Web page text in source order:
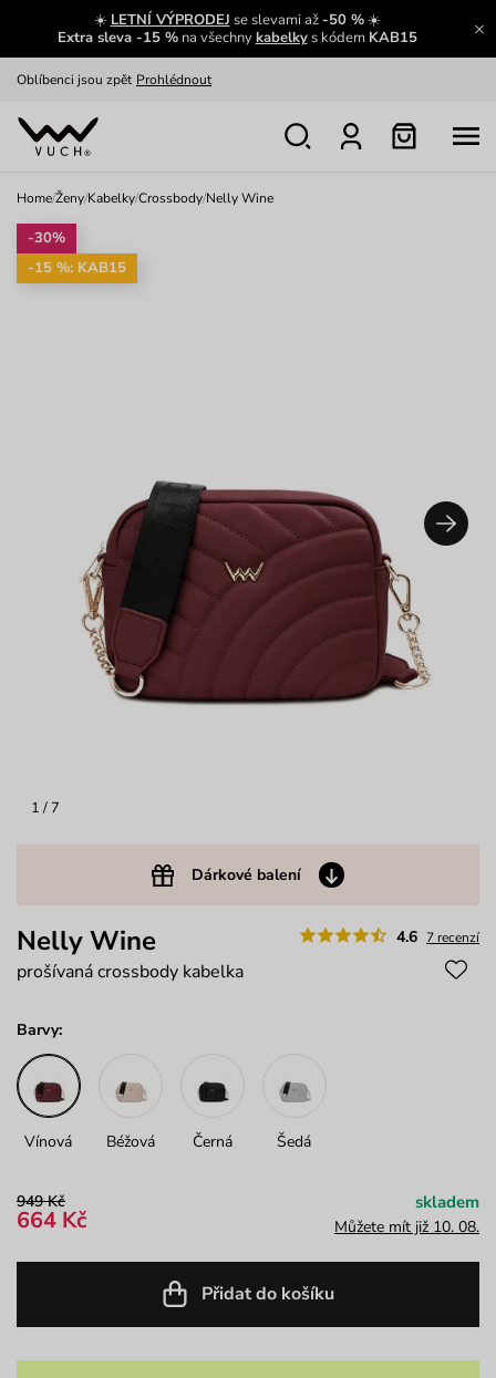
☀️ LETNÍ VÝPRODEJ se slevami až -50 %☀️
Extra sleva -15 %na všechnykabelkys kódem KAB15
Výměna a vrácení zdarma Zobrazit
Oblíbenci jsou zpět Prohlédnout
Nech se inspirovat
Home/Ženy/Kabelky/Crossbody/Nelly Wine
1 / 7
Dárkové balení
-30%
-15 %: KAB15
4.6 7 recenzí
Nelly Wine
prošívaná crossbody kabelka
Barvy:
Vínová Béžová Černá Šedá
949 Kč
664 Kč
skladem
Můžete mít již 10. 08.
Přidat do košíku